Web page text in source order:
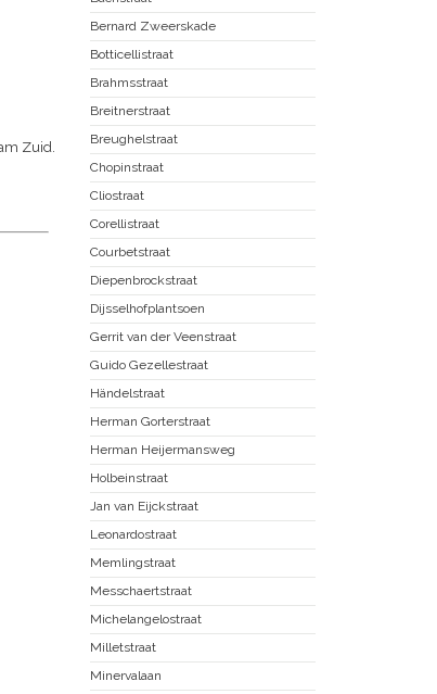
Zuid.
Bernard Zweerskade
Botticellistraat
Brahmsstraat
Breitnerstraat
Breughelstraat
Chopinstraat
Cliostraat
Corellistraat
Courbetstraat
Diepenbrockstraat
Dijsselhofplantsoen
Gerrit van der Veenstraat
Guido Gezellestraat
Händelstraat
Herman Gorterstraat
Herman Heijermansweg
Holbeinstraat
Jan van Eijckstraat
Leonardostraat
Memlingstraat
Messchaertstraat
Michelangelostraat
Milletstraat
Minervalaan